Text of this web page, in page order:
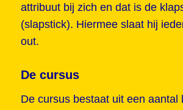
attribuut bij zich en dat is de
(slapstick). Hiermee slaat hij
out.
De cursus
De cursus bestaat uit een aantal